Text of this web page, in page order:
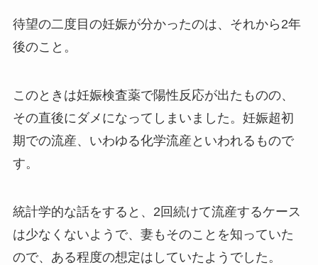
待望の二度目の妊娠が分かったのは、それから2年
後のこと。
このときは妊娠検査薬で陽性反応が出たものの、
その直後にダメになってしまいました。妊娠超初
期での流産、いわゆる化学流産といわれるもので
す。
統計学的な話をすると、2回続けて流産するケース
は少なくないようで、妻もそのことを知っていた
ので、ある程度の想定はしていたようでした。